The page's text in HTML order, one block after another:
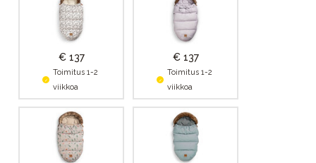
€ 137
Toimitus 1-2
viikkoa
€ 137
Toimitus 1-2
viikkoa